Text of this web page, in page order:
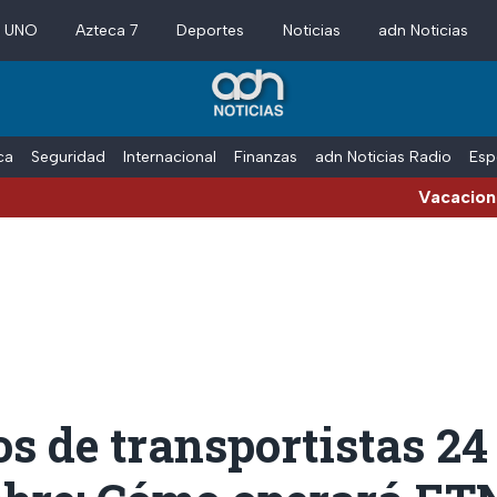
Azteca 7 Deportes Noticias adn Noticias
Seguridad Internacional Finanzas adn Noticias Radio
Vacaciones de
de transportistas 24